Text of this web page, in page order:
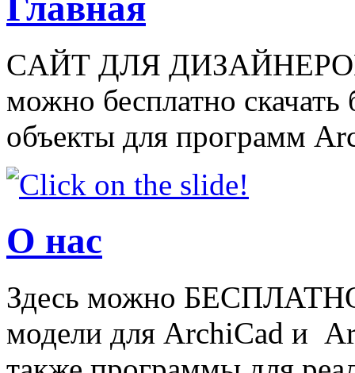
Главная
CАЙТ ДЛЯ
можно бесплатно
объекты для программ
О нас
Здесь можно
модели для ArchiCad и